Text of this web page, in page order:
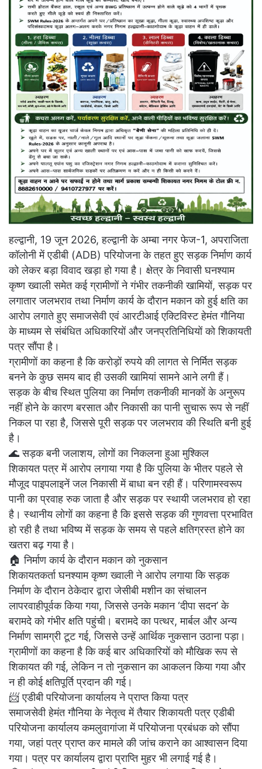
हल्द्वानी, 19 जून 2026, हल्द्वानी के अम्बा नगर फेज-1, अपराजिता
कॉलोनी में एडीबी (ADB) परियोजना के तहत हुए सड़क निर्माण कार्य
को लेकर बड़ा विवाद खड़ा हो गया है। क्षेत्र के निवासी घनश्याम
कृष्ण ख्वाली समेत कई ग्रामीणों ने गंभीर तकनीकी खामियों, सड़क पर
लगातार जलभराव तथा निर्माण कार्य के दौरान मकान को हुई क्षति का
आरोप लगाते हुए समाजसेवी एवं आरटीआई एक्टिविस्ट हेमंत गौनिया
के माध्यम से संबंधित अधिकारियों और जनप्रतिनिधियों को शिकायती
पत्र सौंपा है।
ग्रामीणों का कहना है कि करोड़ों रुपये की लागत से निर्मित सड़क
बनने के कुछ समय बाद ही उसकी खामियां सामने आने लगी हैं।
सड़क के बीच स्थित पुलिया का निर्माण तकनीकी मानकों के अनुरूप
नहीं होने के कारण बरसात और निकासी का पानी सुचारू रूप से नहीं
निकल पा रहा है, जिससे पूरी सड़क पर जलभराव की स्थिति बनी हुई
है।
🌊 सड़क बनी जलाशय, लोगों का निकलना हुआ मुश्किल
शिकायत पत्र में आरोप लगाया गया है कि पुलिया के भीतर पहले से
मौजूद पाइपलाइनें जल निकासी में बाधा बन रही हैं। परिणामस्वरूप
पानी का प्रवाह रुक जाता है और सड़क पर स्थायी जलभराव हो रहा
है। स्थानीय लोगों का कहना है कि इससे सड़क की गुणवत्ता प्रभावित
हो रही है तथा भविष्य में सड़क के समय से पहले क्षतिग्रस्त होने का
खतरा बढ़ गया है।
🏠 निर्माण कार्य के दौरान मकान को नुकसान
शिकायतकर्ता घनश्याम कृष्ण ख्वाली ने आरोप लगाया कि सड़क
निर्माण के दौरान ठेकेदार द्वारा जेसीबी मशीन का संचालन
लापरवाहीपूर्वक किया गया, जिससे उनके मकान ‘दीपा सदन’ के
बरामदे को गंभीर क्षति पहुंची। बरामदे का पत्थर, मार्बल और अन्य
निर्माण सामग्री टूट गई, जिससे उन्हें आर्थिक नुकसान उठाना पड़ा।
ग्रामीणों का कहना है कि कई बार अधिकारियों को मौखिक रूप से
शिकायत की गई, लेकिन न तो नुकसान का आकलन किया गया और
न ही कोई क्षतिपूर्ति प्रदान की गई।
📨 एडीबी परियोजना कार्यालय ने प्राप्त किया पत्र
समाजसेवी हेमंत गौनिया के नेतृत्व में तैयार शिकायती पत्र एडीबी
परियोजना कार्यालय कमलुवागांजा में परियोजना प्रबंधक को सौंपा
गया, जहां पत्र प्राप्त कर मामले की जांच कराने का आश्वासन दिया
गया। पत्र पर कार्यालय द्वारा प्राप्ति मुहर भी लगाई गई है।